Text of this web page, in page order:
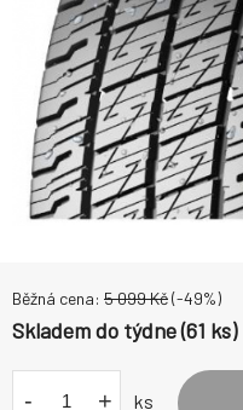
Běžná cena: 5 099Kč(-49%)
Skladem do týdne (61 ks)
- + ks